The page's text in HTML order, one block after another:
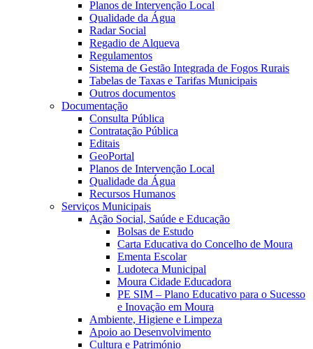
Planos de Intervenção Local
Qualidade da Água
Radar Social
Regadio de Alqueva
Regulamentos
Sistema de Gestão Integrada de Fogos Rurais
Tabelas de Taxas e Tarifas Municipais
Outros documentos
Documentação
Consulta Pública
Contratação Pública
Editais
GeoPortal
Planos de Intervenção Local
Qualidade da Água
Recursos Humanos
Serviços Municipais
Ação Social, Saúde e Educação
Bolsas de Estudo
Carta Educativa do Concelho de Moura
Ementa Escolar
Ludoteca Municipal
Moura Cidade Educadora
PE SIM – Plano Educativo para o Sucesso
e Inovação em Moura
Ambiente, Higiene e Limpeza
Apoio ao Desenvolvimento
Cultura e Património